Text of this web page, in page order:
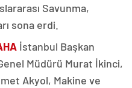
Savunma,
sona erdi.
İstanbul Başkan
Müdürü Murat İkinci,
Akyol, Makine ve